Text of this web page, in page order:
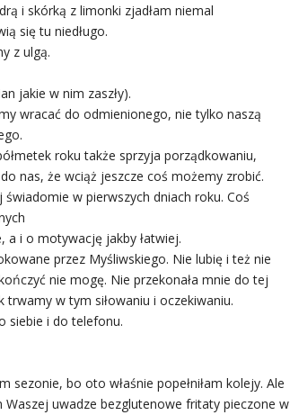
i skórką z limonki zjadłam niemal
się tu niedługo.
z ulgą.
jakie w nim zaszły).
wracać do odmienionego, nie tylko naszą
roku także sprzyja porządkowaniu,
nas, że wciąż jeszcze coś możemy zrobić.
w pierwszych dniach roku. Coś
a i o motywację jakby łatwiej.
przez Myśliwskiego. Nie lubię i też nie
nie mogę. Nie przekonała mnie do tej
w tym siłowaniu i oczekiwaniu.
siebie i do telefonu.
bo oto właśnie popełniłam kolejy. Ale
uwadze bezglutenowe fritaty pieczone w